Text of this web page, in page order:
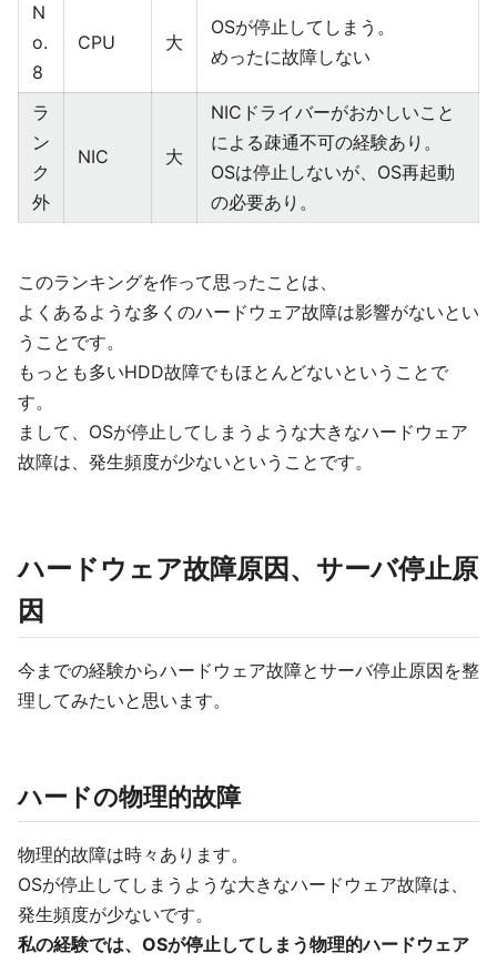
N
o.
8
CPU 大
OSが停止してしまう。
めったに故障しない
ラ
ン
ク
外
NIC 大
NICドライバーがおかしいこと
による疎通不可の経験あり。
OSは停止しないが、OS再起動
の必要あり。
このランキングを作って思ったことは、
よくあるような多くのハードウェア故障は影響がないとい
うことです。
もっとも多いHDD故障でもほとんどないということで
す。
まして、OSが停止してしまうような大きなハードウェア
故障は、発生頻度が少ないということです。
ハードウェア故障原因、サーバ停止原
因
今までの経験からハードウェア故障とサーバ停止原因を整
理してみたいと思います。
ハードの物理的故障
物理的故障は時々あります。
OSが停止してしまうような大きなハードウェア故障は、
発生頻度が少ないです。
私の経験では、OSが停止してしまう物理的ハードウェア